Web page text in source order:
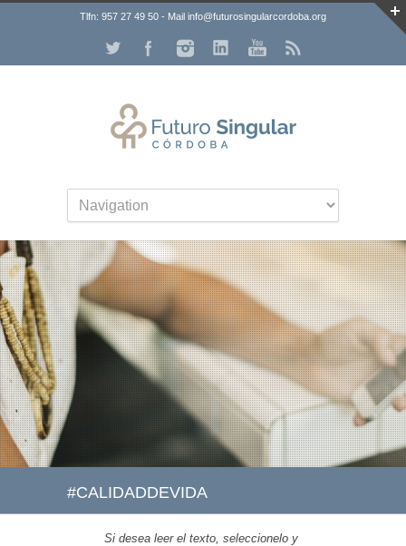
Tlfn: 957 27 49 50 - Mail info@futurosingularcordoba.org
#CALIDADDEVIDA
Si desea leer el texto, seleccionelo y